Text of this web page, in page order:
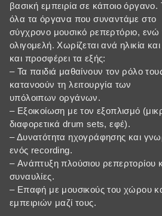
βασική εμπειρία σε κάποιο
όλα τα όργανα που συναντάμε στο
σύγχρονο μουσικό ρεπερτόριο, ενώ
ολιγομελή. Χωρίζεται ανά ηλικία
και προσφέρει τα εξής:
– Τα παιδιά μαθαίνουν τον ρόλο
κατανοούν τη λειτουργία των
υπόλοιπων οργάνων.
– Εξοικοίωση με τον εξοπλισμό
διαφορετικά drum sets, εφέ).
– Δυνατότητα ηχογράφησης και
ενός recording.
– Ανάπτυξη πλούσιου ρεπερτορίου
συναυλίες.
– Επαφή με μουσικούς του χώρου
εμπειριών μαζί τους.